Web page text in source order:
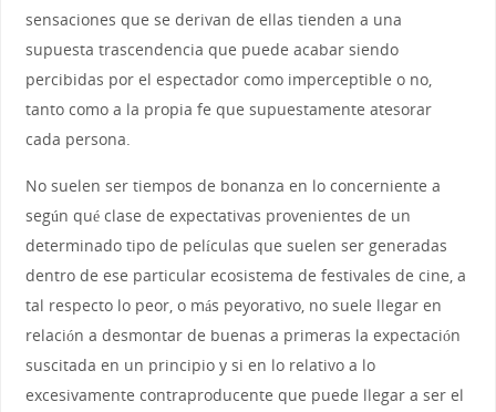
sensaciones que se derivan de ellas tienden a una
supuesta trascendencia que puede acabar siendo
percibidas por el espectador como imperceptible o no,
tanto como a la propia fe que supuestamente atesorar
cada persona.
No suelen ser tiempos de bonanza en lo concerniente a
según qué clase de expectativas provenientes de un
determinado tipo de películas que suelen ser generadas
dentro de ese particular ecosistema de festivales de cine, a
tal respecto lo peor, o más peyorativo, no suele llegar en
relación a desmontar de buenas a primeras la expectación
suscitada en un principio y si en lo relativo a lo
excesivamente contraproducente que puede llegar a ser el